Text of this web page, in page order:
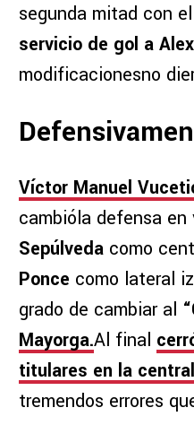
segunda mitad con
servicio de gol a
modificacionesno
Víctor Manuel
cambióla defensa
Sepúlveda como
Ponce como lateral
grado de cambiar al
Mayorga.Al final
titulares en la
tremendos errores